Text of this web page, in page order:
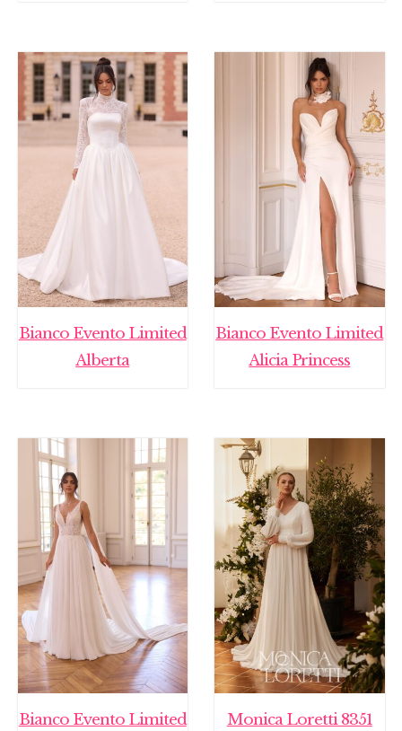
Bianco Evento Limited
Alberta
Bianco Evento Limited
Alicia Princess
Bianco Evento Limited
Monica Loretti 8351